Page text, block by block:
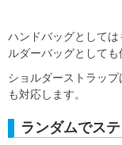
ハンドバッグとして
ルダーバッグとしても
ショルダーストラッ
も対応します。
ランダムでス